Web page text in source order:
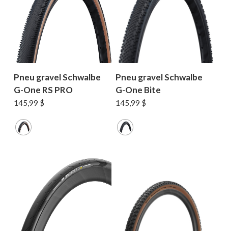
Pneu gravel Schwalbe
G-One RS PRO
145,99 $
Pneu gravel Schwalbe
G-One Bite
145,99 $